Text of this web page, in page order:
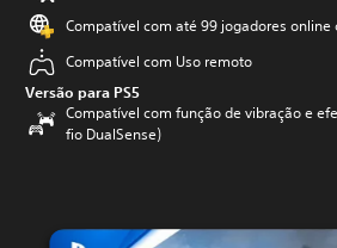
Compatível com até 99 jogadores online
Compatível com Uso remoto
Versão para PS5
Compatível com função de vibração e
fio DualSense)